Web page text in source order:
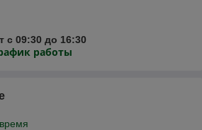
с 09:30 до 16:30
работы